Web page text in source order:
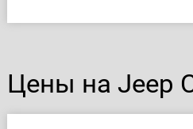
Цены на Jeep